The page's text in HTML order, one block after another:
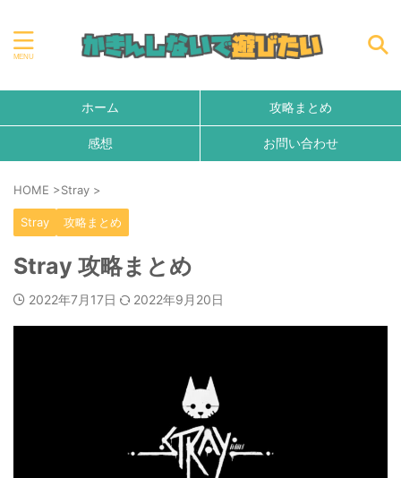
ホーム 攻略まとめ
感想 お問い合わせ
HOME >Stray >
Stray 攻略まとめ
Stray 攻略まとめ
2022年7月17日 2022年9月20日